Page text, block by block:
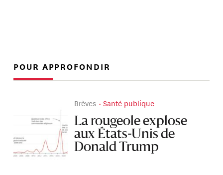
POUR APPROFONDIR
Brèves Santé publique
La rougeole explose
aux États-Unis de
Donald Trump